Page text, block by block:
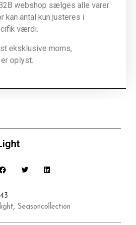
webshop sælges alle varer
kan antal kun justeres i
værdi.
eksklusive moms,
oplyst.
, Seasoncollection